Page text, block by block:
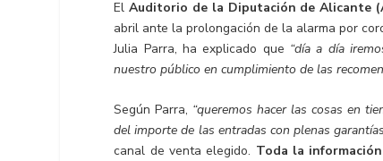
ElAuditorio de la Diputación de Alicante
abril ante la prolongación de la alarma por
Julia Parra, ha explicado que “día a día
nuestro público en cumplimiento de las
Según Parra, “queremos hacer las cosas en
del importe de las entradas con plenas
canal de venta elegido. Toda la